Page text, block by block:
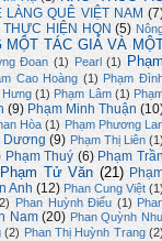
QUÊ VIỆT NAM
HIỆN HQN (5)
MỘT TÁC GIẢ VÀ
Đoan (1) Pearl (1)
Cao Hoàng (1) Phạm
Hưng (1) Phạm Lâm (1)
(9) Phạm Minh Thuận
Hòa (1) Phạm Phương
Dương (9) Phạm Thị Liên
Phạm Thuý (6) Phạm
Phạm Tử Văn (21)
Anh (12) Phan Cung Việt
Phan Huỳnh Điểu (1)
Nam (20) Phan Quỳnh
(2) Phan Thị Huỳnh Trang